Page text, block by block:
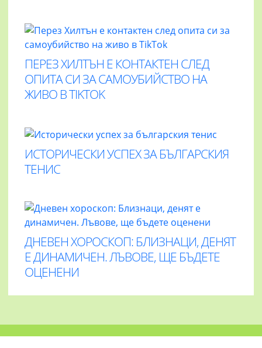
ПЕРЕЗ ХИЛТЪН Е КОНТАКТЕН СЛЕД
ОПИТА СИ ЗА САМОУБИЙСТВО НА
ЖИВО В TIKTOK
ИСТОРИЧЕСКИ УСПЕХ ЗА БЪЛГАРСКИЯ
ТЕНИС
ДНЕВЕН ХОРОСКОП: БЛИЗНАЦИ, ДЕНЯТ
Е ДИНАМИЧЕН. ЛЪВОВЕ, ЩЕ БЪДЕТЕ
ОЦЕНЕНИ